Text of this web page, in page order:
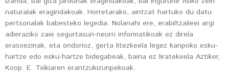
naturalak eragindakoak. Horretarako, aintzat hartuko du datu
pertsonalak babesteko legedia. Nolanahi ere, erabiltzaileei argi
adieraziko zaie segurtasun-neurri informatikoak ez direla
erasoezinak, eta ondorioz, gerta litezkeela legez kanpoko esku-
hartze edo esku-hartze bidegabeak, baina ez liratekeela Aztiker,
Koop. E. Txikiaren erantzukizunpekoak.